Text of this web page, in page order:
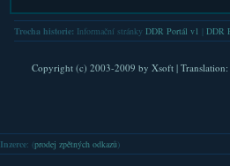
Trocha historie: Informační stránky DDR Portál v1 DDR
Copyright (c) 2003-2009 by Xsoft| Translation:
Inzerce: (prodej zpětných odkazů )